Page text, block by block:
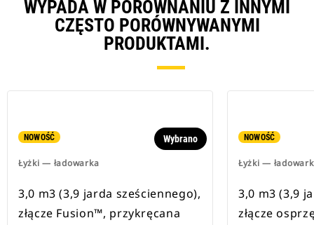
WYPADA W PORÓWNANIU Z INNYMI
CZĘSTO PORÓWNYWANYMI
PRODUKTAMI.
NOWOŚĆ
Łyżki — ładowarka
Wybrano
3,0 m3 (3,9 jarda sześciennego),
złącze Fusion™, przykręcana
NOWOŚĆ
Łyżki —
3,0 m3 (3,9
złącze